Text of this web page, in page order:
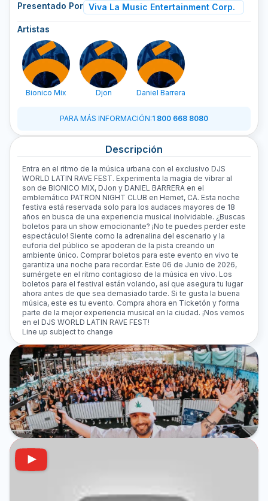
Presentado Por Viva La Music Entertainment Corp.
Artistas
Bionico Mix Djon Daniel Barrera
PARA MÁS INFORMACIÓN:1 800 668 8080
Descripción
Entra en el ritmo de la música urbana con el exclusivo DJS
WORLD LATIN RAVE FEST. Experimenta la magia de vibrar al
son de BIONICO MIX, DJon y DANIEL BARRERA en el
emblemático PATRON NIGHT CLUB en Hemet, CA. Esta noche
festiva está reservada solo para los audaces mayores de 18
años en busca de una experiencia musical inolvidable. ¿Buscas
boletos para un show emocionante? ¡No te puedes perder este
espectáculo! Siente como la adrenalina del escenario y la
euforia del público se apoderan de la pista creando un
ambiente único. Comprar boletos para este evento en vivo te
garantiza una noche para recordar. Este 06 de Junio de 2026,
sumérgete en el ritmo contagioso de la música en vivo. Los
boletos para el festival están volando, así que asegura tu lugar
ahora antes de que sea demasiado tarde. Si te gusta la buena
música, este es tu evento. Compra ahora en Ticketón y forma
parte de la mejor experiencia musical en la ciudad. ¡Nos vemos
en el DJS WORLD LATIN RAVE FEST!
Line up subject to change